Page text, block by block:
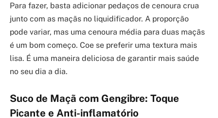
Para fazer, basta adicionar pedaços de cenoura crua
junto com as maçãs no liquidificador. A proporção
pode variar, mas uma cenoura média para duas maçãs
é um bom começo. Coe se preferir uma textura mais
lisa. É uma maneira deliciosa de garantir mais saúde
no seu dia a dia.
Suco de Maçã com Gengibre: Toque
Picante e Anti-inflamatório